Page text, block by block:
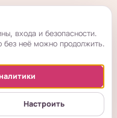
товары из Владивостока.
· ОГРНИП
входа и безопасности.
без неё можно продолжить.
Настроить